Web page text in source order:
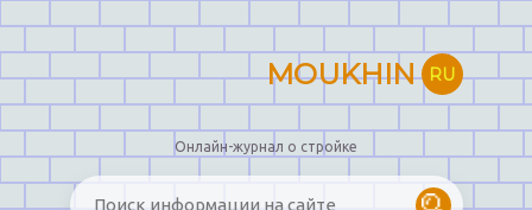
MOUKHIN RU
Онлайн-журнал о стройке